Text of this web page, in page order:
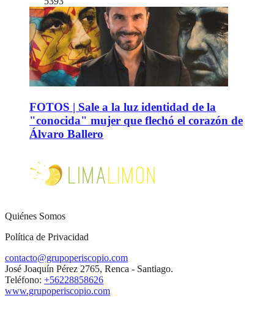
FOTOS | Sale a la luz identidad de la
"conocida" mujer que flechó el corazón de
Álvaro Ballero
Quiénes Somos
Política de Privacidad
contacto@grupoperiscopio.com
José Joaquín Pérez 2765, Renca - Santiago.
Teléfono: +56228858626
www.grupoperiscopio.com